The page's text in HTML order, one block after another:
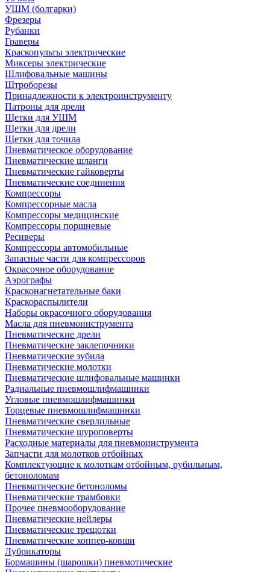
УШМ (болгарки)
Фрезеры
Рубанки
Граверы
Краскопульты электрические
Миксеры электрические
Шлифовальные машины
Штроборезы
Принадлежности к электроинструменту
Патроны для дрели
Щетки для УШМ
Щетки для дрели
Щетки для точила
Пневматическое оборудование
Пневматические шланги
Пневматические гайковерты
Пневматические соединения
Компрессоры
Компрессорные масла
Компрессоры медицинские
Компрессоры поршневые
Ресиверы
Компрессоры автомобильные
Запасные части для компрессоров
Окрасочное оборудование
Аэрографы
Красконагнетательные баки
Краскораспылители
Наборы окрасочного оборудования
Масла для пневмоинструмента
Пневматические дрели
Пневматические заклепочники
Пневматические зубила
Пневматические молотки
Пневматические шлифовальные машинки
Радиальные пневмошлифмашинки
Угловые пневмошлифмашинки
Торцевые пневмошлифмашинки
Пневматические сверлильные
Пневматические шуроповерты
Расходные материалы для пневмоинструмента
Запчасти для молотков отбойных
Комплектующие к молоткам отбойным, рубильным,
бетоноломам
Пневматические бетоноломы
Пневматические трамбовки
Прочее пневмооборудование
Пневматические нейлеры
Пневматические трещотки
Пневматические хоппер-ковши
Лубрикаторы
Бормашины (шарошки) пневмотические